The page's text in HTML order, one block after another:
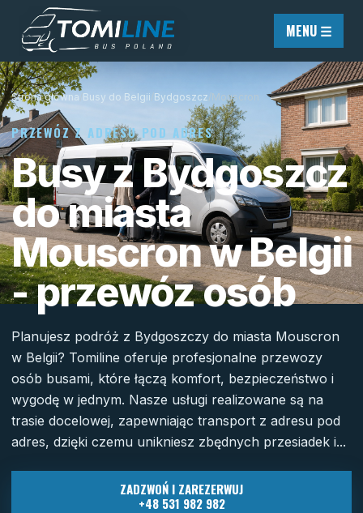
Przejdź do treści
MENU ☰
Strona główna Busy do Belgii Bydgoszcz/Mouscron
PRZEWÓZ Z ADRESU POD ADRES
Busy z Bydgoszcz
do miasta
Mouscron w Belgii
- przewóz osób
Planujesz podróż z Bydgoszczy do miasta Mouscron
w Belgii? Tomiline oferuje profesjonalne przewozy
osób busami, które łączą komfort, bezpieczeństwo i
wygodę w jednym. Nasze usługi realizowane są na
trasie docelowej, zapewniając transport z adresu pod
adres, dzięki czemu unikniesz zbędnych przesiadek i...
ZADZWOŃ I ZAREZERWUJ
+48 531 982 982